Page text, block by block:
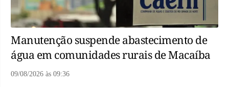
Manutenção suspende abastecimento de
água em comunidades rurais de Macaíba
09/08/2026 às 09:36